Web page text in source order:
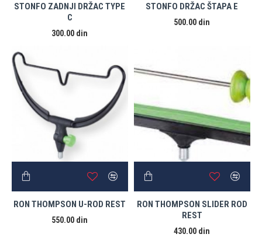
STONFO ZADNJI DRŽAC TYPE
C
300.00 din
STONFO DRŽAC ŠTAPA E
500.00 din
RON THOMPSON U-ROD REST
550.00 din
RON THOMPSON SLIDER ROD
REST
430.00 din